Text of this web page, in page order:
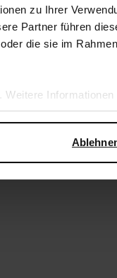
zu Ihrer
Partner führen
die sie im
Informationen